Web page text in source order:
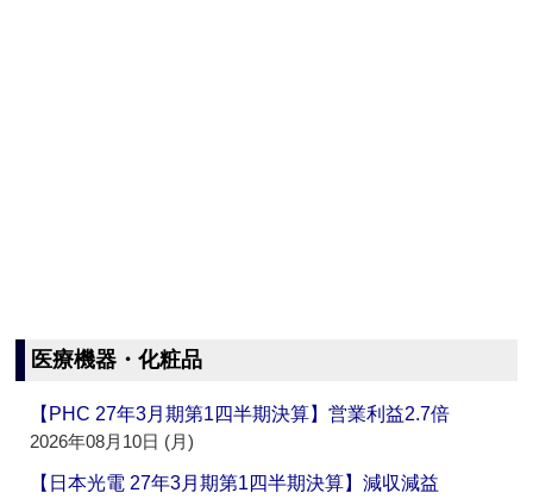
医療機器・化粧品
【PHC 27年3月期第1四半期決算】営業利益2.7倍
2026年08月10日 (月)
【日本光電 27年3月期第1四半期決算】減収減益